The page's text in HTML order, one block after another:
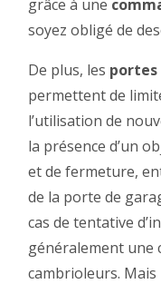
grâce à une
soyez obligé de
De plus, les
permettent de
l’utilisation de
la présence d’un
et de fermeture,
de la porte de
cas de tentative
généralement une
cambrioleurs. Mais